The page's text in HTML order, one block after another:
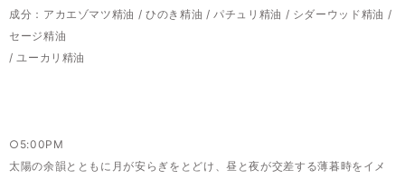
成分：アカエゾマツ精油 / ひのき精油 / パチュリ精油 / シダーウッド精油 /
セージ精油
/ ユーカリ精油
○5:00PM
太陽の余韻とともに月が安らぎをとどけ、昼と夜が交差する薄暮時をイメ